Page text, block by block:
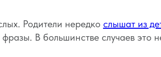
Родители нередко слышат из
В большинстве случаев это